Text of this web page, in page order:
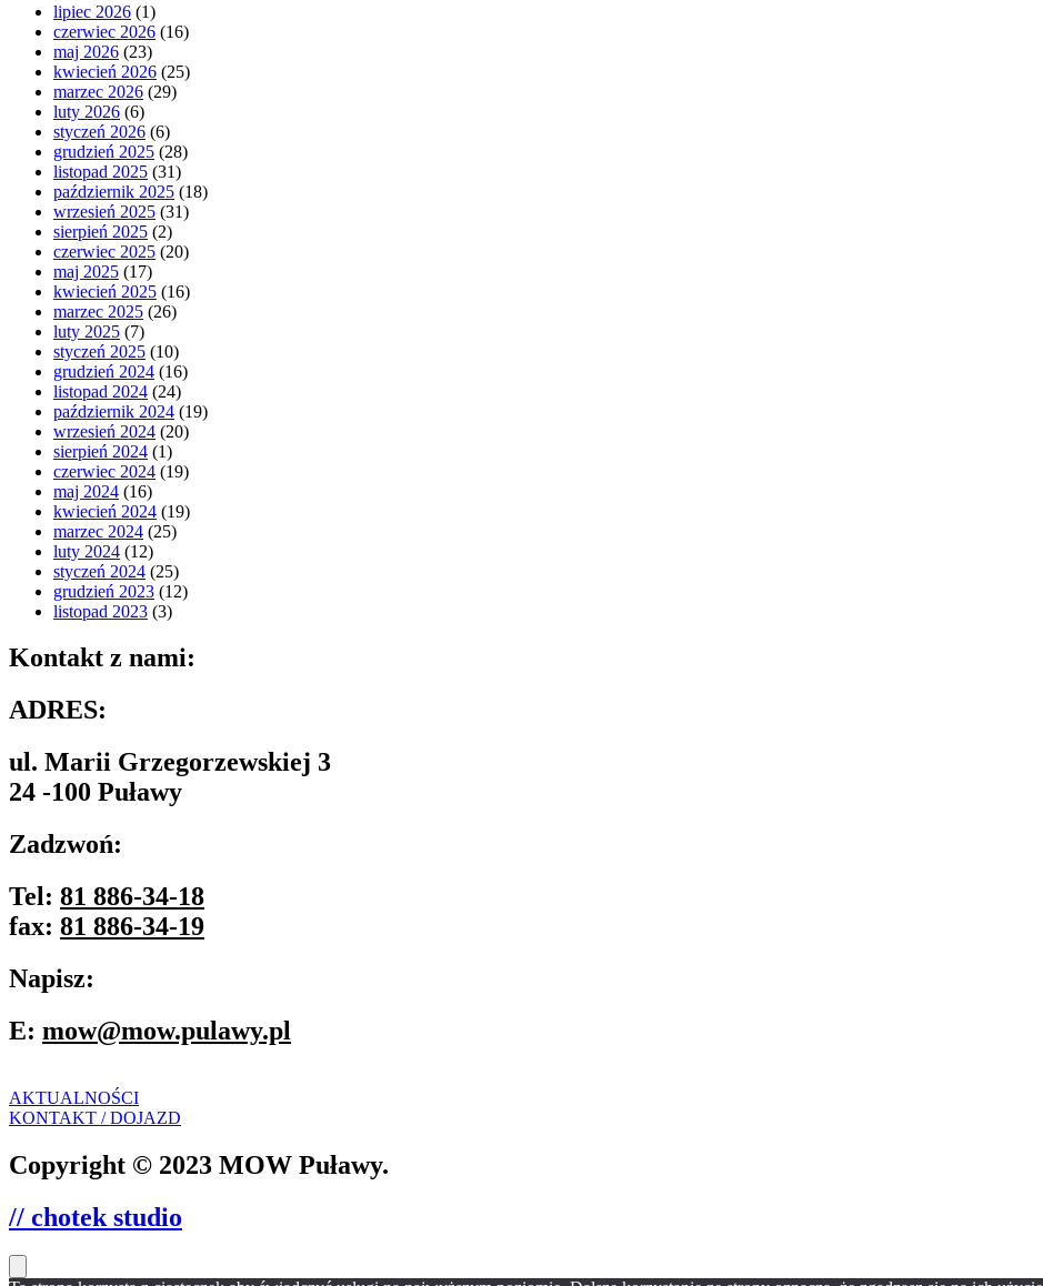
lipiec 2026 (1)
czerwiec 2026 (16)
maj 2026 (23)
kwiecień 2026 (25)
marzec 2026 (29)
luty 2026 (6)
styczeń 2026 (6)
grudzień 2025 (28)
listopad 2025 (31)
październik 2025 (18)
wrzesień 2025 (31)
sierpień 2025 (2)
czerwiec 2025 (20)
maj 2025 (17)
kwiecień 2025 (16)
marzec 2025 (26)
luty 2025 (7)
styczeń 2025 (10)
grudzień 2024 (16)
listopad 2024 (24)
październik 2024 (19)
wrzesień 2024 (20)
sierpień 2024 (1)
czerwiec 2024 (19)
maj 2024 (16)
kwiecień 2024 (19)
marzec 2024 (25)
luty 2024 (12)
styczeń 2024 (25)
grudzień 2023 (12)
listopad 2023 (3)
Kontakt z nami:
ADRES:
ul. Marii Grzegorzewskiej 3
24 -100 Puławy
Zadzwoń:
Tel: 81 886-34-18
fax: 81 886-34-19
Napisz:
E: mow@mow.pulawy.pl
AKTUALNOŚCI
KONTAKT / DOJAZD
Copyright © 2023 MOW Puławy.
// chotek studio